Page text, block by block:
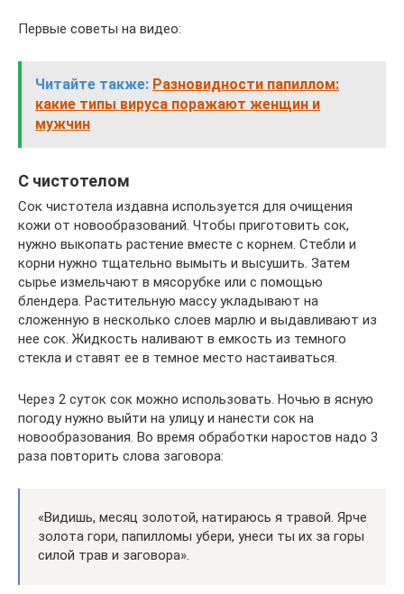
Первые советы на видео:
Читайте также: Разновидности папиллом:
какие типы вируса поражают женщин и
мужчин
С чистотелом
Сок чистотела издавна используется для очищения
кожи от новообразований. Чтобы приготовить сок,
нужно выкопать растение вместе с корнем. Стебли и
корни нужно тщательно вымыть и высушить. Затем
сырье измельчают в мясорубке или с помощью
блендера. Растительную массу укладывают на
сложенную в несколько слоев марлю и выдавливают из
нее сок. Жидкость наливают в емкость из темного
стекла и ставят ее в темное место настаиваться.
Через 2 суток сок можно использовать. Ночью в ясную
погоду нужно выйти на улицу и нанести сок на
новообразования. Во время обработки наростов надо 3
раза повторить слова заговора:
«Видишь, месяц золотой, натираюсь я травой. Ярче
золота гори, папилломы убери, унеси ты их за горы
силой трав и заговора».